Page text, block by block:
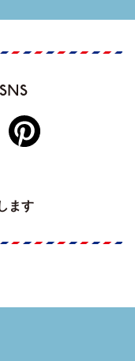
ます